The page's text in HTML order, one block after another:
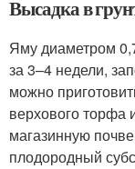
Высадка в
Яму диаметром
за 3–4 недели,
можно
верхового торфа
магазинную
плодородный